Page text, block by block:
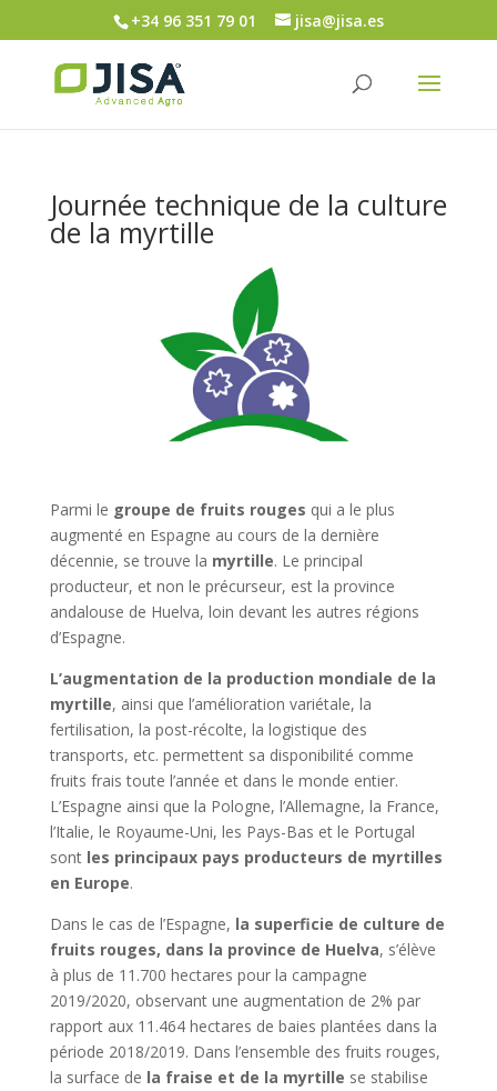
+34 96 351 79 01 jisa@jisa.es
Journée technique de la culture
de la myrtille
Parmi le groupe de fruits rouges qui a le plus
augmenté en Espagne au cours de la dernière
décennie, se trouve la myrtille. Le principal
producteur, et non le précurseur, est la province
andalouse de Huelva, loin devant les autres régions
d’Espagne.
L’augmentation de la production mondiale de la
myrtille, ainsi que l’amélioration variétale, la
fertilisation, la post-récolte, la logistique des
transports, etc. permettent sa disponibilité comme
fruits frais toute l’année et dans le monde entier.
L’Espagne ainsi que la Pologne, l’Allemagne, la France,
l’Italie, le Royaume-Uni, les Pays-Bas et le Portugal
sont les principaux pays producteurs de myrtilles
en Europe.
Dans le cas de l’Espagne, la superficie de culture de
fruits rouges, dans la province de Huelva, s’élève
à plus de 11.700 hectares pour la campagne
2019/2020, observant une augmentation de 2% par
rapport aux 11.464 hectares de baies plantées dans la
période 2018/2019. Dans l’ensemble des fruits rouges,
la surface de la fraise et de la myrtille se stabilise